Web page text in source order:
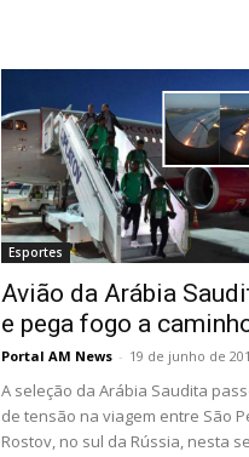
Esportes
Avião da Arábia
e pega fogo a
Portal AM News - 19 de junho de
A seleção da Arábia Saudita
de tensão na viagem entre São
Rostov, no sul da Rússia, nesta